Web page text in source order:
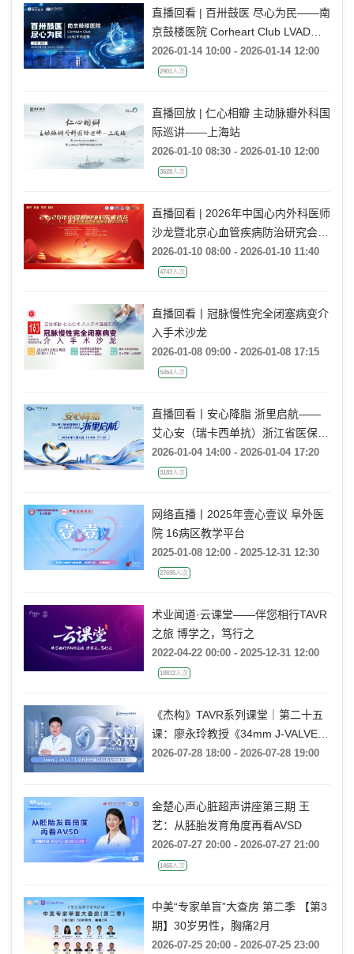
直播回看 | 百卅鼓医 尽心为民——南
京鼓楼医院 Corheart Club LVAD手
术直播
2026-01-14 10:00 - 2026-01-14 12:00
2901人次
直播回放 | 仁心相瓣 主动脉瓣外科国
际巡讲——上海站
2026-01-10 08:30 - 2026-01-10 12:00
3628人次
直播回看 | 2026年中国心内外科医师
沙龙暨北京心血管疾病防治研究会年
会
2026-01-10 08:00 - 2026-01-10 11:40
4747人次
直播回看丨冠脉慢性完全闭塞病变介
入手术沙龙
2026-01-08 09:00 - 2026-01-08 17:15
5464人次
直播回看丨安心降脂 浙里启航——
艾心安（瑞卡西单抗）浙江省医保上
市会
2026-01-04 14:00 - 2026-01-04 17:20
3183人次
网络直播丨2025年壹心壹议 阜外医
院 16病区教学平台
2025-01-08 12:00 - 2025-12-31 12:30
27695人次
术业闻道·云课堂——伴您相行TAVR
之旅 博学之，笃行之
2022-04-22 00:00 - 2025-12-31 12:00
18812人次
《杰构》TAVR系列课堂｜第二十五
课：廖永玲教授《34mm J-VALVE
TF 治疗超大瓣环AR的实战经验》
2026-07-28 18:00 - 2026-07-28 19:00
金楚心声心脏超声讲座第三期 王
艺：从胚胎发育角度再看AVSD
2026-07-27 20:00 - 2026-07-27 21:00
1465人次
中美“专家单盲”大查房 第二季 【第3
期】30岁男性，胸痛2月
2026-07-25 20:00 - 2026-07-25 23:00